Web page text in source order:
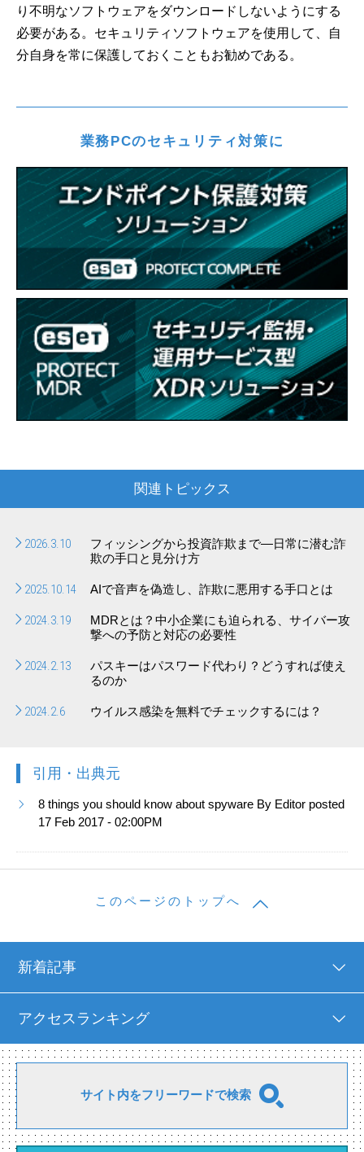
り不明なソフトウェアをダウンロードしないようにする
必要がある。セキュリティソフトウェアを使用して、自
分自身を常に保護しておくこともお勧めである。
業務PCのセキュリティ対策に
関連トピックス
2026.3.10
フィッシングから投資詐欺まで―日常に潜む詐
欺の手口と見分け方
2025.10.14 AIで音声を偽造し、詐欺に悪用する手口とは
2024.3.19
MDRとは？中小企業にも迫られる、サイバー攻
撃への予防と対応の必要性
2024.2.13
パスキーはパスワード代わり？どうすれば使え
るのか
2024.2.6 ウイルス感染を無料でチェックするには？
引用・出典元
8 things you should know about spyware By Editor posted
17 Feb 2017 - 02:00PM
このページのトップへ
新着記事
アクセスランキング
サイト内をフリーワードで検索